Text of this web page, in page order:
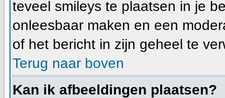
teveel smileys te plaatsen in je
onleesbaar maken en een
of het bericht in zijn geheel te
Terug naar boven
Kan ik afbeeldingen plaatsen?